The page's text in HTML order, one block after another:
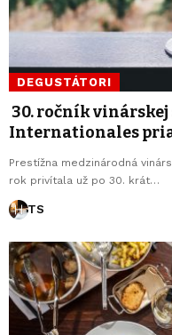
DEGUSTÁTORI
30. ročník
Internationales
Prestížna medzinárodná
rok privítala už po 30. krát…
TS